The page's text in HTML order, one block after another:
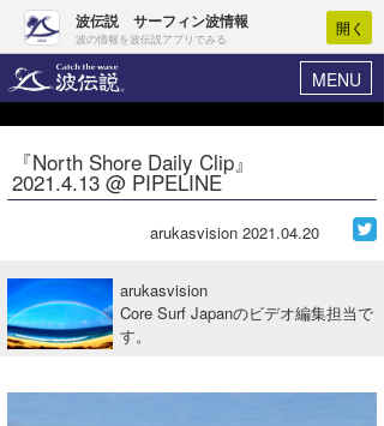
波伝説 サーフィン波情報
波の情報を波伝説アプリでみる
開く
MENU
ヘルプ マイホーム
ログイン
波情報･概況
WAVE HUNTER 波予想ツール
『North Shore Daily Clip』
2021.4.13 @ PIPELINE
arukasvision 2021.04.20
arukasvision
Core Surf Japanのビデオ編集担当で
す。
Core Surf Japan
アート＆エンタメ